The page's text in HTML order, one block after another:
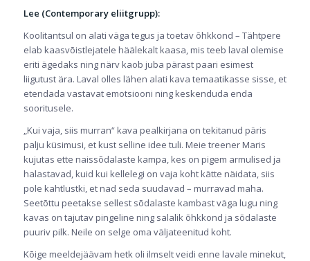
Lee (Contemporary eliitgrupp):
Koolitantsul on alati väga tegus ja toetav õhkkond – Tähtpere
elab kaasvõistlejatele häälekalt kaasa, mis teeb laval olemise
eriti ägedaks ning närv kaob juba pärast paari esimest
liigutust ära. Laval olles lähen alati kava temaatikasse sisse, et
etendada vastavat emotsiooni ning keskenduda enda
sooritusele.
„Kui vaja, siis murran“ kava pealkirjana on tekitanud päris
palju küsimusi, et kust selline idee tuli. Meie treener Maris
kujutas ette naissõdalaste kampa, kes on pigem armulised ja
halastavad, kuid kui kellelegi on vaja koht kätte näidata, siis
pole kahtlustki, et nad seda suudavad – murravad maha.
Seetõttu peetakse sellest sõdalaste kambast väga lugu ning
kavas on tajutav pingeline ning salalik õhkkond ja sõdalaste
puuriv pilk. Neile on selge oma väljateenitud koht.
Kõige meeldejäävam hetk oli ilmselt veidi enne lavale minekut,